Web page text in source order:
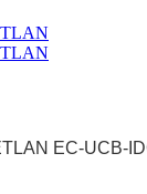
EC-UCB-